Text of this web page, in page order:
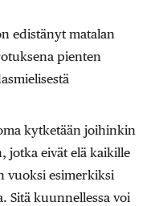
edistänyt matalan
pienten
kytketään joihinkin
jotka eivät elä kaikille
vuoksi esimerkiksi
Sitä kuunnellessa voi